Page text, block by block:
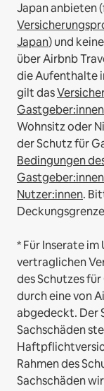
Japan anbieten
Japan) und
über Airbnb
die Aufenthalte
gilt das
Wohnsitz oder
der Schutz für
Bedingungen
Nutzer:innen.
* Für Inserate
vertraglichen
des Schutzes
durch eine von
abgedeckt. Der
Sachschäden
Rahmen des
Sachschäden